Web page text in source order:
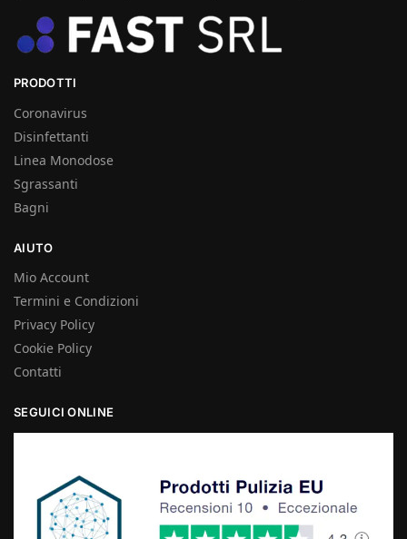
PRODOTTI
Coronavirus
Disinfettanti
Linea Monodose
Sgrassanti
Bagni
AIUTO
Mio Account
Termini e Condizioni
Privacy Policy
Cookie Policy
Contatti
SEGUICI ONLINE